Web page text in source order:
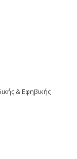
& Εφηβικής